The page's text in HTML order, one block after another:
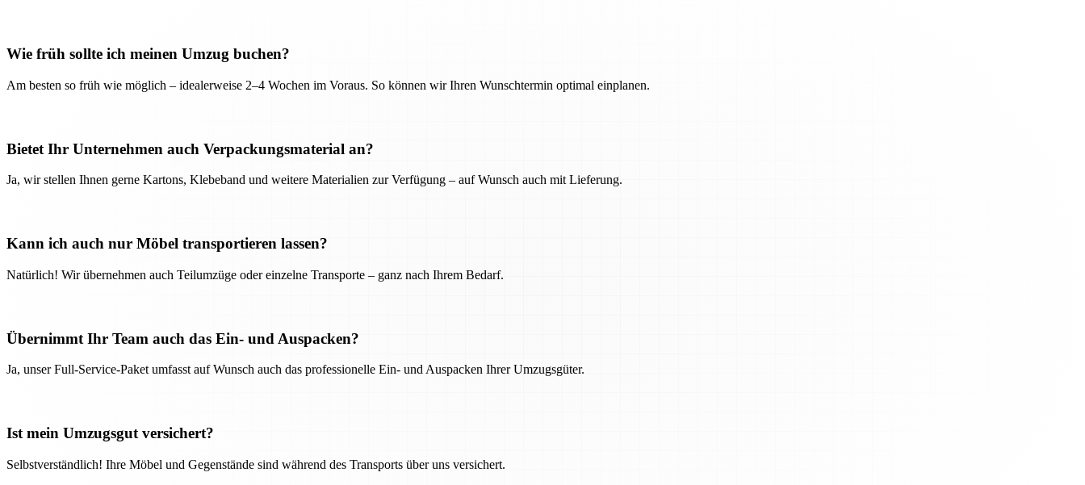
Wie früh sollte ich meinen Umzug buchen?
Am besten so früh wie möglich – idealerweise 2–4 Wochen im Voraus. So können wir Ihren Wunschtermin optimal einplanen.
Bietet Ihr Unternehmen auch Verpackungsmaterial an?
Ja, wir stellen Ihnen gerne Kartons, Klebeband und weitere Materialien zur Verfügung – auf Wunsch auch mit Lieferung.
Kann ich auch nur Möbel transportieren lassen?
Natürlich! Wir übernehmen auch Teilumzüge oder einzelne Transporte – ganz nach Ihrem Bedarf.
Übernimmt Ihr Team auch das Ein- und Auspacken?
Ja, unser Full-Service-Paket umfasst auf Wunsch auch das professionelle Ein- und Auspacken Ihrer Umzugsgüter.
Ist mein Umzugsgut versichert?
Selbstverständlich! Ihre Möbel und Gegenstände sind während des Transports über uns versichert.